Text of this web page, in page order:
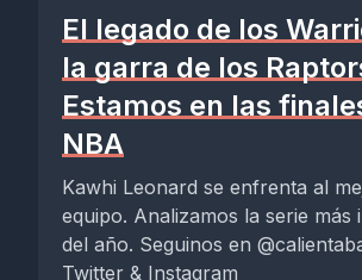
El legado de los
la garra de los
Estamos en las
NBA
Kawhi Leonard se enfrenta al
equipo. Analizamos la serie más
del año. Seguinos en
Twitter & Instagram